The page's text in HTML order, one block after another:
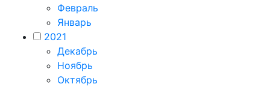
Февраль
Январь
2021
Декабрь
Ноябрь
Октябрь